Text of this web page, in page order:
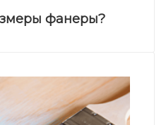
фанеры?